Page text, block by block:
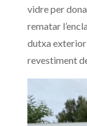
vidre per
rematar
dutxa exterior
revestiment